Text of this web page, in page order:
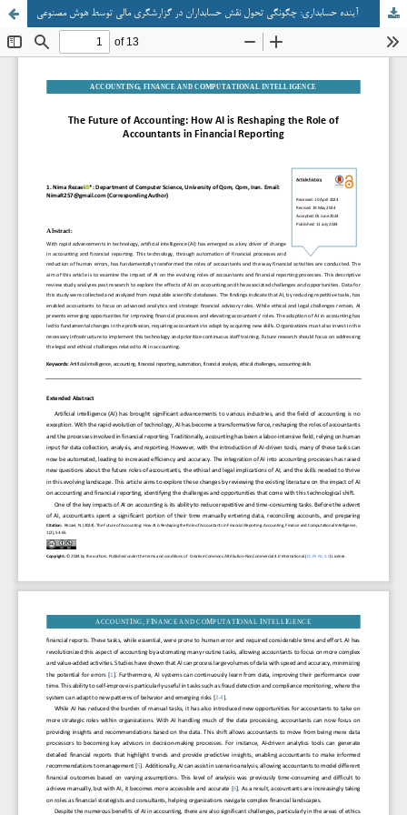
آینده حسابداری: چگونگی تحول نقش حسابداران در گزارشگری مالی توسط هوش مصنوعی